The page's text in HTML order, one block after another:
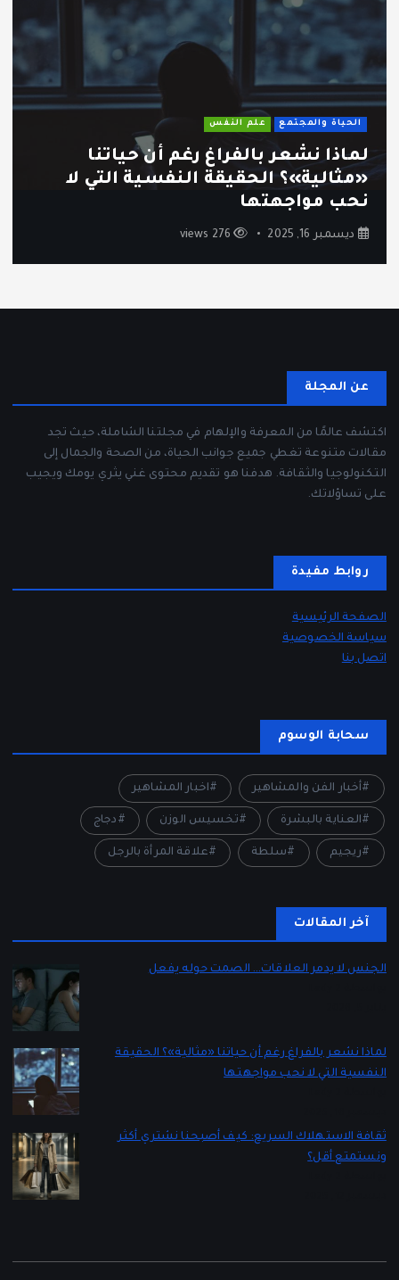
الحياة والمجتمع علم النفس
لماذا نشعر بالفراغ رغم أن حياتنا
«مثالية»؟ الحقيقة النفسية التي لا
نحب مواجهتها
ديسمبر 16, 2025 276 views
عن المجلة
اكتشف عالمًا من المعرفة والإلهام في مجلتنا الشاملة، حيث تجد
مقالات متنوعة تغطي جميع جوانب الحياة، من الصحة والجمال إلى
التكنولوجيا والثقافة. هدفنا هو تقديم محتوى غني يثري يومك ويجيب
على تساؤلاتك.
روابط مفيدة
الصفحة الرئيسية
سياسة الخصوصية
اتصل بنا
سحابة الوسوم
أخبار الفن والمشاهير اخبار المشاهير
العناية بالبشرة تخسيس الوزن دجاج
ريجيم سلطة علاقة المرأة بالرجل
آخر المقالات
الجنس لا يدمر العلاقات… الصمت حوله يفعل
لماذا نشعر بالفراغ رغم أن حياتنا «مثالية»؟ الحقيقة
النفسية التي لا نحب مواجهتها
ثقافة الاستهلاك السريع: كيف أصبحنا نشتري أكثر
ونستمتع أقل؟